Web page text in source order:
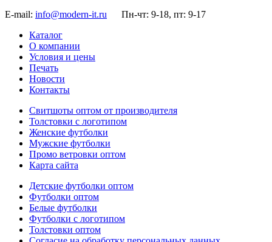
E-mail: info@modern-it.ru
Пн-чт: 9-18, пт: 9-17
Каталог
О компании
Условия и цены
Печать
Новости
Контакты
Свитшоты оптом от производителя
Толстовки с логотипом
Женские футболки
Мужские футболки
Промо ветровки оптом
Карта сайта
Детские футболки оптом
Футболки оптом
Белые футболки
Футболки с логотипом
Толстовки оптом